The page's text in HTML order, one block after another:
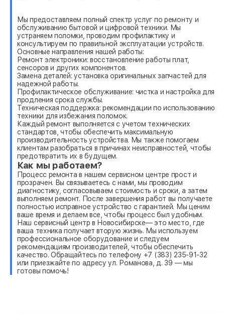
Мы предоставляем полный спектр услуг по ремонту и
обслуживанию бытовой и цифровой техники. Мы
устраняем поломки, проводим профилактику и
консультируем по правильной эксплуатации устройств.
Основные направления нашей работы:
Ремонт электроники: восстановление работы плат,
сенсоров и других компонентов.
Замена деталей: установка оригинальных запчастей для
надежной работы.
Профилактическое обслуживание: чистка и настройка для
продления срока службы.
Техническая поддержка: рекомендации по использованию
техники для избежания поломок.
Каждый ремонт выполняется с учетом технических
стандартов, чтобы обеспечить максимальную
производительность устройства. Мы также помогаем
клиентам разобраться в причинах неисправностей, чтобы
предотвратить их в будущем.
Как мы работаем?
Процесс ремонта в нашем сервисном центре прост и
прозрачен. Вы связываетесь с нами, мы проводим
диагностику, согласовываем стоимость и сроки, а затем
выполняем ремонт. После завершения работ вы получаете
полностью исправное устройство с гарантией. Мы ценим
ваше время и делаем все, чтобы процесс был удобным.
Наш сервисный центр в Новосибирске— это место, где
ваша техника получает вторую жизнь. Мы используем
профессиональное оборудование и следуем
рекомендациям производителей, чтобы обеспечить
качество. Обращайтесь по телефону +7 (383) 235-91-32
или приезжайте по адресу ул. Романова, д. 39 — мы
готовы помочь!